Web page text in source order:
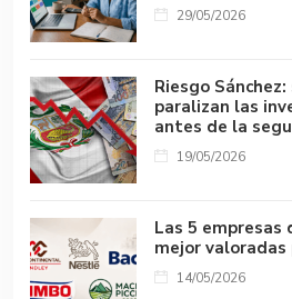
29/05/2026
Riesgo
paralizan las
antes de la
19/05/2026
Las 5 empresas
mejor
14/05/2026